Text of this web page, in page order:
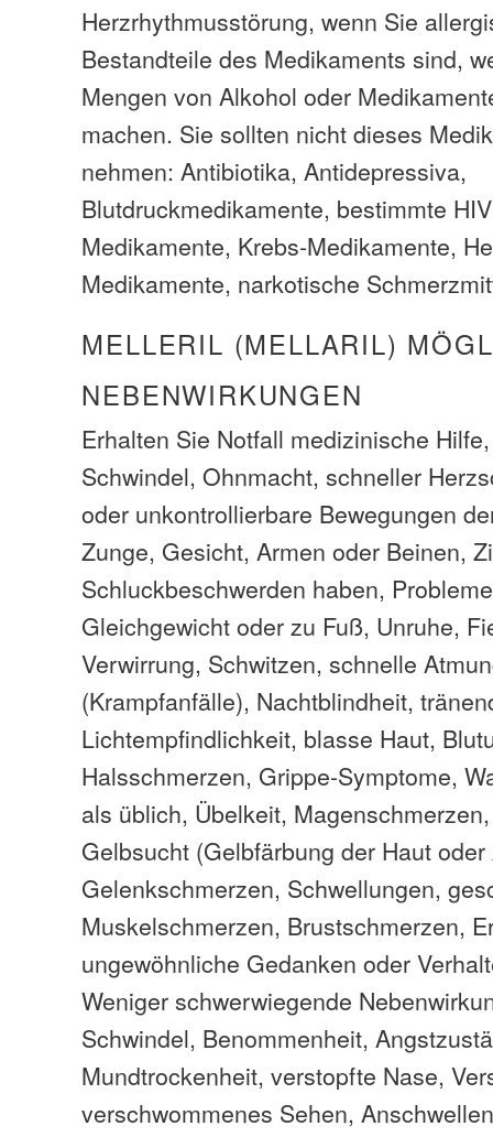
Herzrhythmusstörung, wenn Sie
Bestandteile des Medikaments sind,
Mengen von Alkohol oder
machen. Sie sollten nicht dieses
nehmen: Antibiotika, Antidepressiva,
Blutdruckmedikamente, bestimmte
Medikamente, Krebs-Medikamente,
Medikamente, narkotische
MELLERIL (MELLARIL)
NEBENWIRKUNGEN
Erhalten Sie Notfall medizinische
Schwindel, Ohnmacht, schneller
oder unkontrollierbare Bewegungen
Zunge, Gesicht, Armen oder Beinen,
Schluckbeschwerden haben,
Gleichgewicht oder zu Fuß, Unruhe,
Verwirrung, Schwitzen, schnelle
(Krampfanfälle), Nachtblindheit,
Lichtempfindlichkeit, blasse Haut,
Halsschmerzen, Grippe-Symptome,
als üblich, Übelkeit,
Gelbsucht (Gelbfärbung der Haut
Gelenkschmerzen, Schwellungen,
Muskelschmerzen, Brustschmerzen,
ungewöhnliche Gedanken oder
Weniger schwerwiegende
Schwindel, Benommenheit,
Mundtrockenheit, verstopfte Nase,
verschwommenes Sehen,